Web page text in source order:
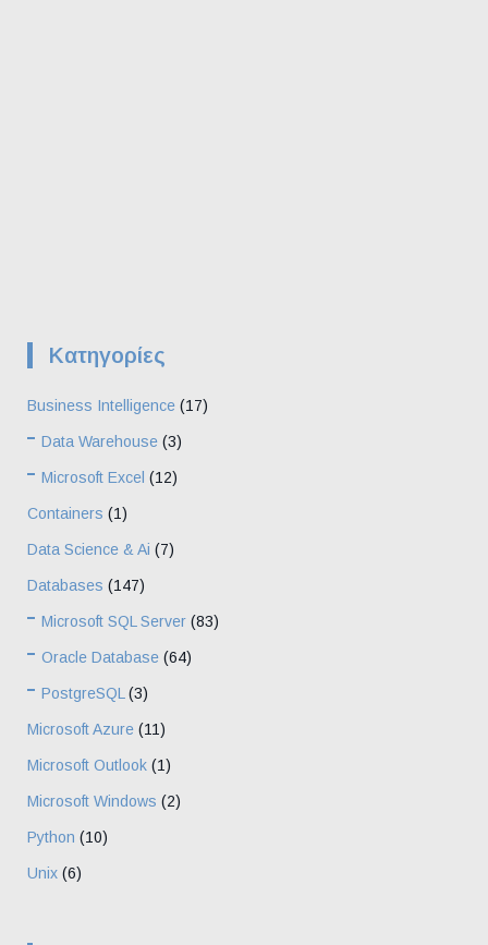
Kατηγορίες
Business Intelligence (17)
Data Warehouse (3)
Microsoft Excel (12)
Containers (1)
Data Science & Ai (7)
Databases (147)
Microsoft SQL Server (83)
Oracle Database (64)
PostgreSQL (3)
Microsoft Azure (11)
Microsoft Outlook (1)
Microsoft Windows (2)
Python (10)
Unix (6)